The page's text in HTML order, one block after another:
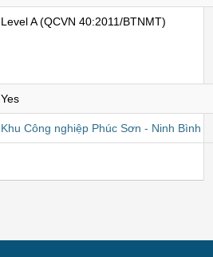
Level A (QCVN 40:2011/BTNMT)
Yes
Khu Công nghiệp Phúc Sơn - Ninh Bình